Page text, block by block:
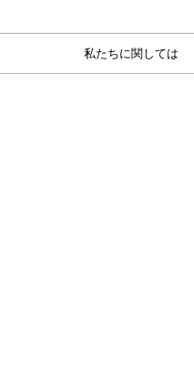
私たちに関しては